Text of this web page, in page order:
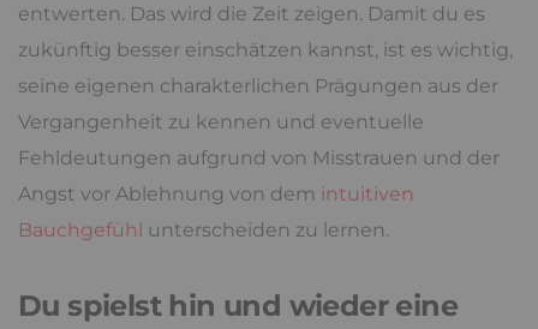
entwerten. Das wird die Zeit zeigen. Damit du es
zukünftig besser einschätzen kannst, ist es wichtig,
seine eigenen charakterlichen Prägungen aus der
Vergangenheit zu kennen und eventuelle
Fehldeutungen aufgrund von Misstrauen und der
Angst vor Ablehnung von dem intuitiven
Bauchgefühl unterscheiden zu lernen.
Du spielst hin und wieder eine